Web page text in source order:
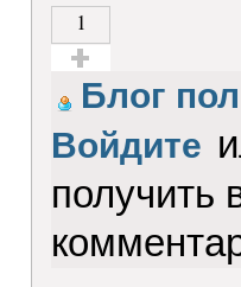
1
Голос за!
Блог
Войдите
получить